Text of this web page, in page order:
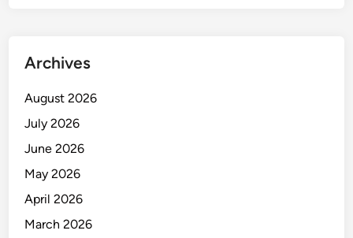
Archives
August 2026
July 2026
June 2026
May 2026
April 2026
March 2026